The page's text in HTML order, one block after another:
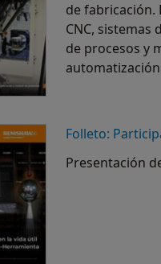
de fabricación.
CNC,
de procesos y
Folleto:
Presentación